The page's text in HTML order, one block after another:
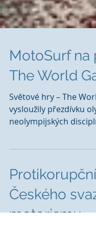
MotoSurf na
The World
Světové hry – The
vysloužily přezdívku
programu řadí
Českého